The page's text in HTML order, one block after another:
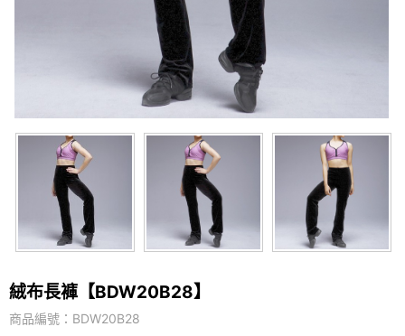
絨布長褲【BDW20B28】
商品編號：BDW20B28